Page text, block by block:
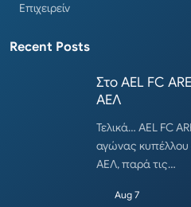
Επιχειρείν
Recent Posts
Στο AEL FC
ΑΕΛ
Τελικά… AEL FC
αγώνας κυπέλλου
ΑΕΛ, παρά τις…
Aug 7